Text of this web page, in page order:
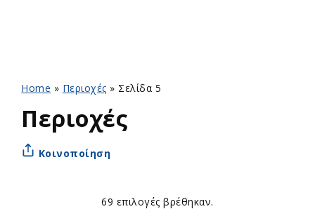
Home » Περιοχές » Σελίδα 5
Περιοχές
Κοινοποίηση
69 επιλογές βρέθηκαν.